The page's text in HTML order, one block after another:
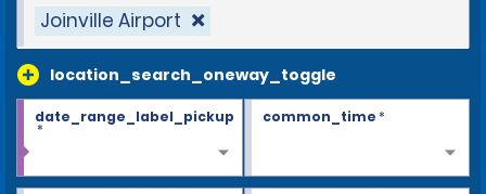
Joinville Airport
location_search_oneway_toggle
date_range_label_pickup
*
common_time*